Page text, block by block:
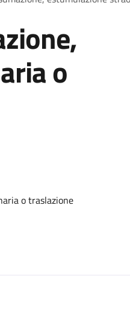
o
o traslazione